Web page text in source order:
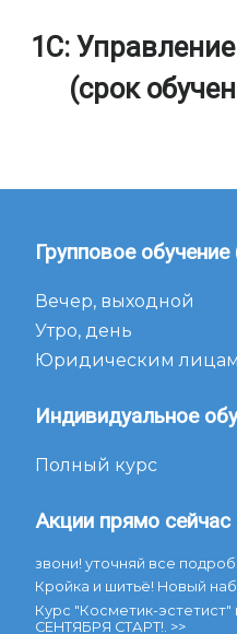
НАШИ КУРСЫ
Бухгалтерский учет и
Курсы 1С
Дизайн среды
Иностранные языки
Самые популярные
О курсах (63)
О центре (47)
О навыках (41)
Бухгалтерия и 1С (18)
1C:
(срок
Групповое
Вечер, выходной
Утро, день
Юридическим лицам
Индивидуальное
Полный курс
Акции прямо сейчас
звони! уточняй все
Кройка и шитьё! Новый
Курс "Косметик-
СЕНТЯБРЯ СТАРТ!. >>